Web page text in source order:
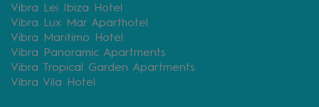
Vibra Lei Ibiza Hotel
Vibra Lux Mar Aparthotel
Vibra Maritimo Hotel
Vibra Panoramic Apartments
Vibra Tropical Garden Apartments
Vibra Vila Hotel